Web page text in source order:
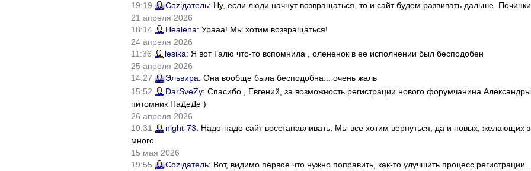
19:19
Соziдатель: Ну, если люди начнут возвращаться, то и сайт будем развивать дальше.
21 апреля 2026
18:14
Healena: Урааа! Мы хотим возвращаться!
24 апреля 2026
11:36
lesika: Я вот Галю что-то вспомнила , олененок в ее исполнении был бесподобен
25 апреля 2026
14:27
Эльвира: Она вообще была бесподобна... очень жаль
15:52
DarSveZy: Спасибо , Евгений, за возможность регистрации нового форумчанина
питомник ПаДеДе )
26 апреля 2026
10:31
night-73: Надо-надо сайт восстанавливать. Мы все хотим вернуться, да и новых, желающих
много.
15 мая 2026
19:55
Соziдатель: Вот, видимо первое что нужно поправить, как-то улучшить процесс регистрации..